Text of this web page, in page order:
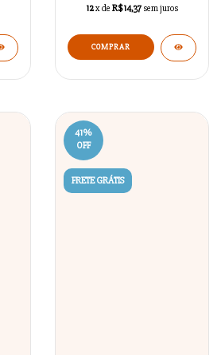
12x de R$14,37 sem juros
41%
OFF
FRETE GRÁTIS